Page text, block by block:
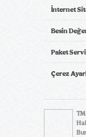
İnternet
Besin
Paket
Çerez